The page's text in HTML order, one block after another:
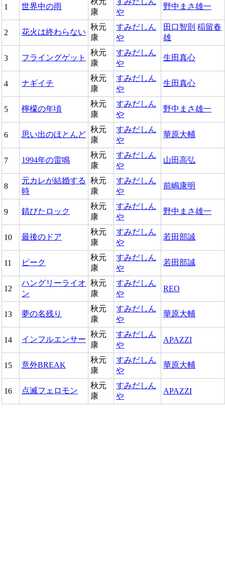
1 世界中の雨
康
や
野中まさ雄一
2 花火は終わらない
秋元
康
すみだしん
や
田口智則 稲留春
雄
3 フライングゲット
秋元
康
すみだしん
や
生田真心
4 ナギイチ
秋元
康
すみだしん
や
生田真心
5 檸檬の年頃
秋元
康
すみだしん
や
野中まさ雄一
6 思い出のほとんど
秋元
康
すみだしん
や
華原大輔
7 1994年の雷鳴
秋元
康
すみだしん
や
山田高弘
8
元カレが結婚する
時
秋元
康
すみだしん
や
前嶋康明
9 錆びたロック
秋元
康
すみだしん
や
野中まさ雄一
10 最後のドア
秋元
康
すみだしん
や
若田部誠
11 ピーク
秋元
康
すみだしん
や
若田部誠
12
ハングリーライオ
ン
秋元
康
すみだしん
や
REO
13 夢の名残り
秋元
康
すみだしん
や
華原大輔
14 インフルエンサー
秋元
康
すみだしん
や
APAZZI
15 意外BREAK
秋元
康
すみだしん
や
華原大輔
16 点滅フェロモン
秋元
康
すみだしん
や
APAZZI